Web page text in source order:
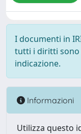
I documenti in
tutti i diritti sono
indicazione.
Informazioni
Utilizza questo